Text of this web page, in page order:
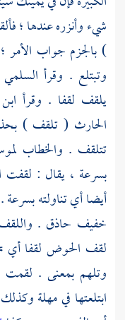
شيء وأنزره عندها ؛
) بالجزم جواب الأمر
وتبتلع . وقرأ السلمي
يلقف لقفا . وقرأ
الحارث ( تلقف )
تتلقف . والخطاب
بسرعة ، يقال : لقفت
أيضا أي تناولته
خفيف حاذق .
لقف الحوض لقفا أي
وتلهم بمعنى . لقمت
ابتلعتها في مهلة